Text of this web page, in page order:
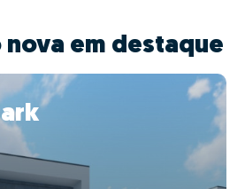
nova em destaque